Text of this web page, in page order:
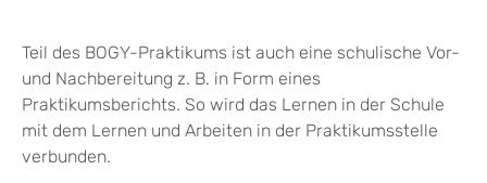
Teil des BOGY-Praktikums ist auch eine schulische Vor-
und Nachbereitung z. B. in Form eines
Praktikumsberichts. So wird das Lernen in der Schule
mit dem Lernen und Arbeiten in der Praktikumsstelle
verbunden.